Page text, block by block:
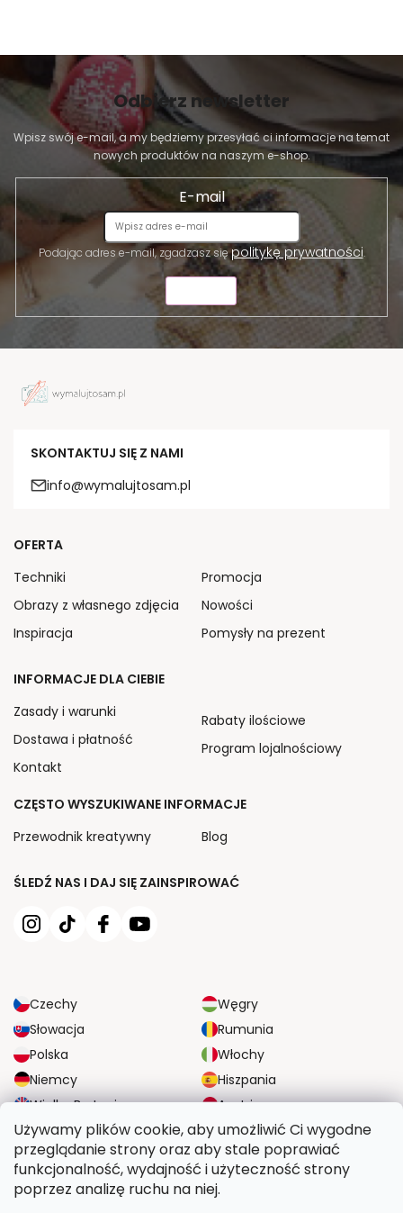
Używamy plików cookie, aby umożliwić Ci wygodne
przeglądanie strony oraz aby stale poprawiać
funkcjonalność, wydajność i użyteczność strony
poprzez analizę ruchu na niej.
Odbierz newsletter
Wpisz swój e-mail, a my będziemy przesyłać ci informacje na temat
nowych produktów na naszym e-shop.
E-mail
Podając adres e-mail, zgadzasz siępolitykę prywatności.
SKONTAKTUJ SIĘ Z NAMI
info@wymalujtosam.pl
ŚLEDŹ NAS I DAJ SIĘ ZAINSPIROWAĆ
Czechy
Węgry
Słowacja
Rumunia
Polska
Włochy
Niemcy
Hiszpania
Wielka Brytania
Austria
OFERTA
Techniki
Obrazy z własnego zdjęcia
Inspiracja
Promocja
Nowości
Pomysły na prezent
INFORMACJE DLA CIEBIE
Zasady i warunki
Dostawa i płatność
Kontakt
Rabaty ilościowe
Program lojalnościowy
CZĘSTO WYSZUKIWANE INFORMACJE
Przewodnik kreatywny
Blog
NIEZAWODNE OPCJE DOSTAWY